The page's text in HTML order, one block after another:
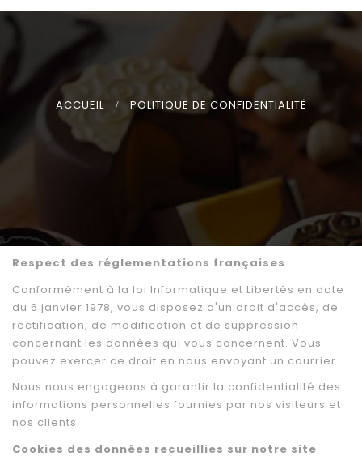
la
navigation
ACCUEIL > POLITIQUE DE CONFIDENTIALITÉ
Respect des réglementations françaises
Conformément à la loi Informatique et Libertés en date
du 6 janvier 1978, vous disposez d'un droit d'accès, de
rectification, de modification et de suppression
concernant les données qui vous concernent. Vous
pouvez exercer ce droit en nous envoyant un courrier.
Nous nous engageons à garantir la confidentialité des
informations personnelles fournies par nos visiteurs et
nos clients.
Cookies des données recueillies sur notre site